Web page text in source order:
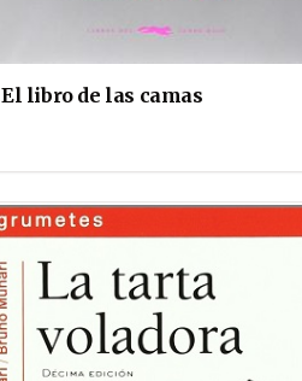
El libro de las camas